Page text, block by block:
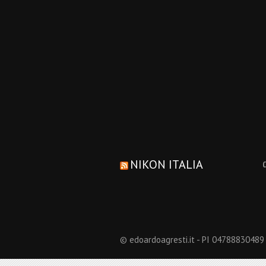
NIKON ITALIA
© edoardoagresti.it - PI